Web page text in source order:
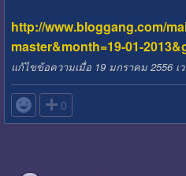
http://www.bloggang.com/
master&month=19-01-
แก้ไขข้อความเมื่อ 19 มกราคม 2556 เ
 0